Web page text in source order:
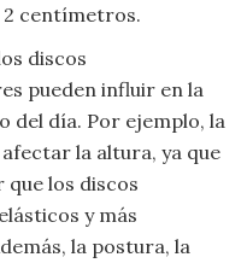
2 centímetros.
discos
pueden influir en la
del día. Por ejemplo, la
la altura, ya que
que los discos
y más
la postura, la